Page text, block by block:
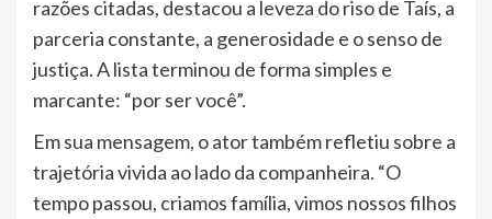
razões citadas, destacou a leveza do riso de Taís, a
parceria constante, a generosidade e o senso de
justiça. A lista terminou de forma simples e
marcante: “por ser você”.
Em sua mensagem, o ator também refletiu sobre a
trajetória vivida ao lado da companheira. “O
tempo passou, criamos família, vimos nossos filhos